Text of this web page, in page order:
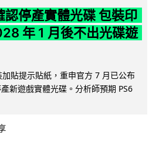
停產實體光碟 包裝印
年 1 月後不出光碟遊
貼提示貼紙，重申官方 7 月已公布
新遊戲實體光碟。分析師預期 PS6